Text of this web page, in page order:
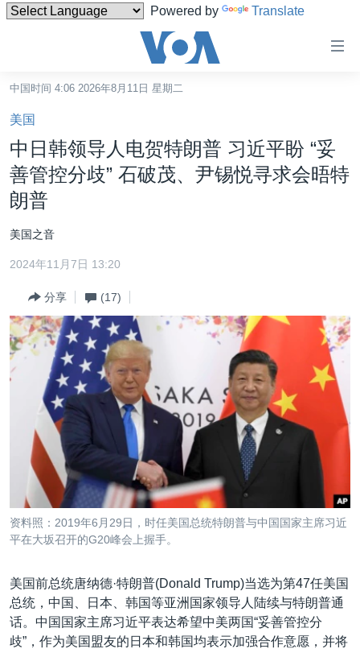
Powered by Translate
碍
链
接
转
到
容
导
航
跳
转
中国
台湾
中东
非洲
全球议题
人权·法律·宗教
科教·文娱·体健
军事
环境
热点专题
白宫要闻
国会报道
美中关系
美国建国250周年
埃博拉疫情
美国之音专访
重要讲话与声明
南中国海争端
关注西藏
VOA视频
VOA今日焦点
中文广播
关注我们
其他语言网站
中国时间 4:06 2026年8月11日 星期二
美国
中日韩领导人电贺特朗普 习近平盼 “妥
善管控分歧” 石破茂、尹锡悦寻求会晤特
朗普
美国之音
2024年11月7日 13:20
分享 (17)
资料照：2019年6月29日，时任美国总统特朗普与中国国家主席习近
平在大坂召开的G20峰会上握手。
美国前总统唐纳德·特朗普(Donald Trump)当选为第47任美国
总统，中国、日本、韩国等亚洲国家领导人陆续与特朗普通
话。中国国家主席习近平表达希望中美两国“妥善管控分
歧”，作为美国盟友的日本和韩国均表示加强合作意愿，并将